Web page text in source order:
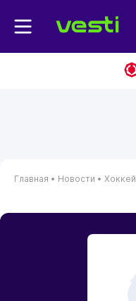
Главная • Новости • Хоккей